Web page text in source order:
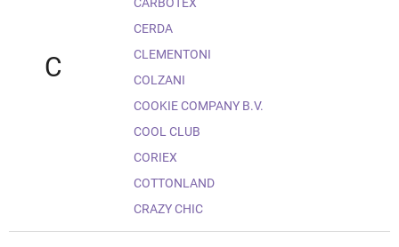
C
CERDA
CLEMENTONI
COLZANI
COOKIE COMPANY B.V.
COOL CLUB
CORIEX
COTTONLAND
CRAZY CHIC